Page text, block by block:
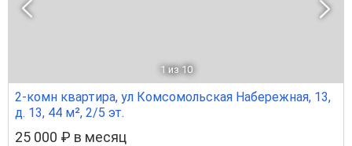
1 из 10
2-комн квартира, ул Комсомольская Набережная, 13,
д. 13, 44 м², 2/5 эт.
25 000 ₽ в месяц